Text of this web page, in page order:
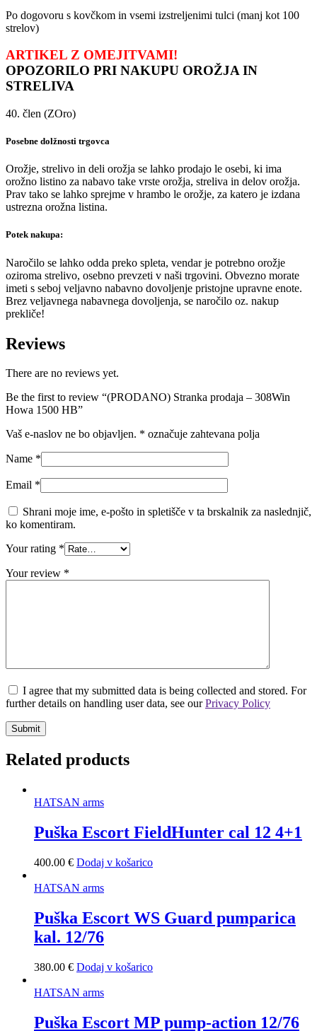
Po dogovoru s kovčkom in vsemi izstreljenimi tulci (manj kot 100
strelov)
ARTIKEL Z OMEJITVAMI!
OPOZORILO PRI NAKUPU OROŽJA IN
STRELIVA
40. člen (ZOro)
Posebne dolžnosti trgovca
Orožje, strelivo in deli orožja se lahko prodajo le osebi, ki ima
orožno listino za nabavo take vrste orožja, streliva in delov orožja.
Prav tako se lahko sprejme v hrambo le orožje, za katero je izdana
ustrezna orožna listina.
Potek nakupa:
Naročilo se lahko odda preko spleta, vendar je potrebno orožje
oziroma strelivo, osebno prevzeti v naši trgovini. Obvezno morate
imeti s seboj veljavno nabavno dovoljenje pristojne upravne enote.
Brez veljavnega nabavnega dovoljenja, se naročilo oz. nakup
prekliče!
Reviews
There are no reviews yet.
Be the first to review “(PRODANO) Stranka prodaja – 308Win
Howa 1500 HB”
Vaš e-naslov ne bo objavljen. * označuje zahtevana polja
Name *
Email *
Shrani moje ime, e-pošto in spletišče v ta brskalnik za naslednjič,
ko komentiram.
Your rating *
Your review *
I agree that my submitted data is being collected and stored. For
further details on handling user data, see ourPrivacy Policy
Related products
HATSAN arms
Puška Escort FieldHunter cal 12 4+1
400.00 € Dodaj v košarico
HATSAN arms
Puška Escort WS Guard pumparica
kal. 12/76
380.00 € Dodaj v košarico
HATSAN arms
Puška Escort MP pump-action 12/76